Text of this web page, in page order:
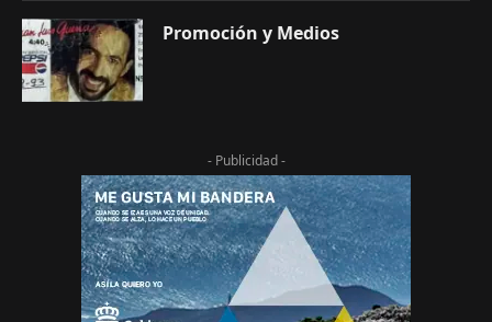
Promoción y Medios
- Publicidad -